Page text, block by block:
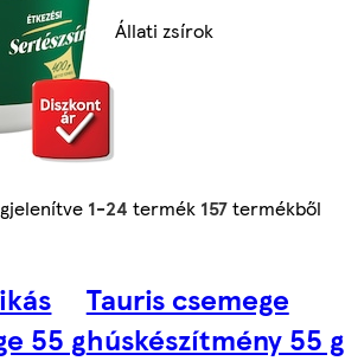
Állati zsírok
1-24 termék 157termékből
55 g
Tauris csemege
húskészítmény 55 g